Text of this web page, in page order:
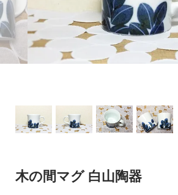
木の間マグ 白山陶器